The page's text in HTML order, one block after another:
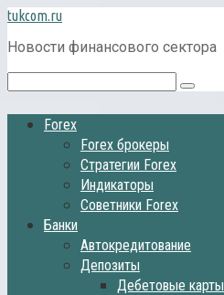
Перейти
к
контенту
tukcom.ru
Новости финансового сектора
Поиск:
Forex
Forex брокеры
Стратегии Forex
Индикаторы
Советники Forex
Банки
Автокредитование
Депозиты
Дебетовые карты